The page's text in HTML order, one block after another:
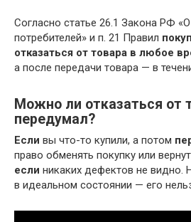
Согласно статье 26.1 Закона РФ
потребителей» и п. 21 Правил
отказаться от товара в любое
а после передачи товара — в
Можно ли отказаться от
передумал?
Если вы что-то купили, а потом
право обменять покупку или
если никаких дефектов не видно.
в идеальном состоянии — его